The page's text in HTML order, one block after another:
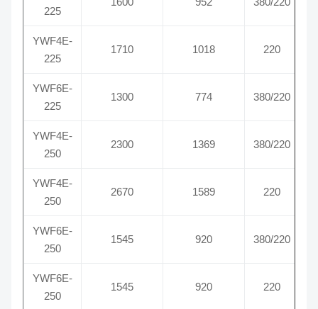
225
YWF4E-
225
1710 1018 220
YWF6E-
225
1300 774 380/220
YWF4E-
250
2300 1369 380/220
YWF4E-
250
2670 1589 220
YWF6E-
250
1545 920 380/220
YWF6E-
250
1545 920 220